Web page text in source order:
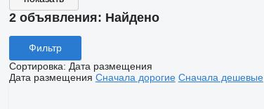
2 объявления: Найдено
Фильтр
Сортировка: Дата размещения
Дата размещения Сначала дорогие Сначала дешевые